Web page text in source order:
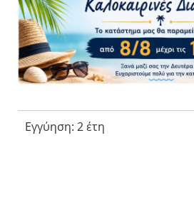
Διαστάσεις (ΠxΒxΥ): 162.2 x
Βάρος: 198 gr
Πιστοποίηση Προστασίας:
Εγγύηση: 2 έτη